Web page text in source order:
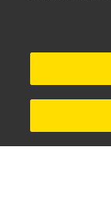
メールマガジ
Nikon
NIKON JOICO